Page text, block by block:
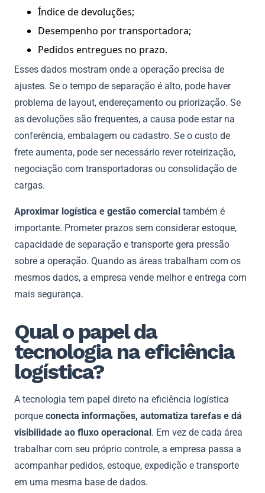
Índice de devoluções;
Desempenho por transportadora;
Pedidos entregues no prazo.
Esses dados mostram onde a operação precisa de
ajustes. Se o tempo de separação é alto, pode haver
problema de layout, endereçamento ou priorização. Se
as devoluções são frequentes, a causa pode estar na
conferência, embalagem ou cadastro. Se o custo de
frete aumenta, pode ser necessário rever roteirização,
negociação com transportadoras ou consolidação de
cargas.
Aproximar logística e gestão comercial também é
importante. Prometer prazos sem considerar estoque,
capacidade de separação e transporte gera pressão
sobre a operação. Quando as áreas trabalham com os
mesmos dados, a empresa vende melhor e entrega com
mais segurança.
Qual o papel da
tecnologia na eficiência
logística?
A tecnologia tem papel direto na eficiência logística
porque conecta informações, automatiza tarefas e dá
visibilidade ao fluxo operacional. Em vez de cada área
trabalhar com seu próprio controle, a empresa passa a
acompanhar pedidos, estoque, expedição e transporte
em uma mesma base de dados.